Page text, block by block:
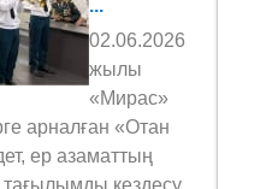
...
02.06.2026
жылы
«Мирас»
арналған «Отан
ер азаматтың
кездесу